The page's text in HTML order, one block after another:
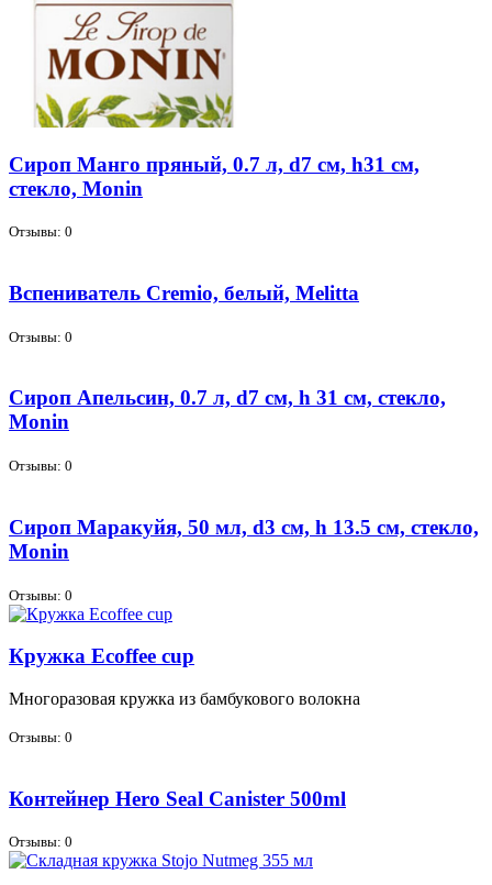
Сироп Манго пряный, 0.7 л, d7 см, h31 см,
стекло, Monin
Отзывы: 0
Вспениватель Cremio, белый, Melitta
Отзывы: 0
Сироп Апельсин, 0.7 л, d7 см, h 31 см, стекло,
Monin
Отзывы: 0
Сироп Маракуйя, 50 мл, d3 см, h 13.5 см, стекло,
Monin
Отзывы: 0
Кружка Ecoffee cup
Мно­го­ра­зо­вая круж­ка из бам­бу­ко­во­го во­лок­на
Отзывы: 0
Контейнер Hero Seal Canister 500ml
Отзывы: 0